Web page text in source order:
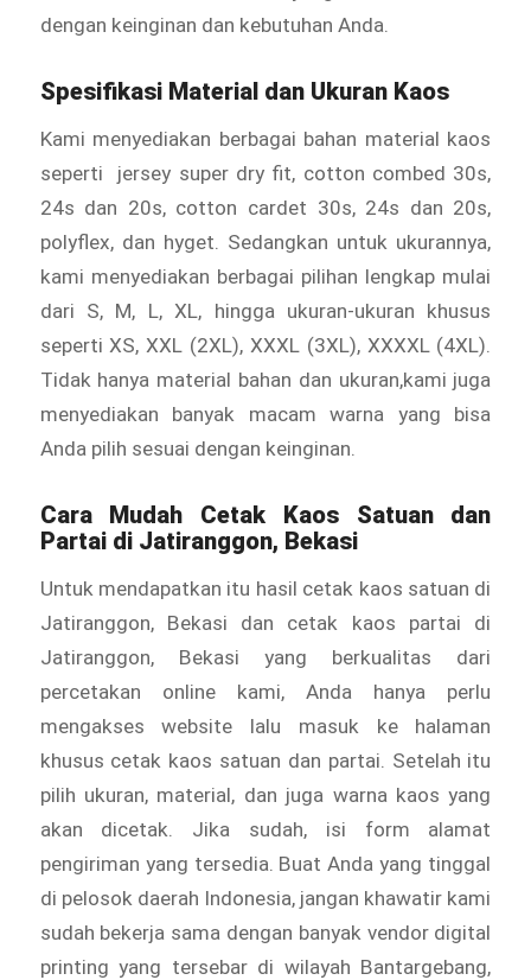
dengan keinginan dan kebutuhan Anda.
Spesifikasi Material dan Ukuran Kaos
Kami menyediakan berbagai bahan material kaos
seperti jersey super dry fit, cotton combed 30s,
24s dan 20s, cotton cardet 30s, 24s dan 20s,
polyflex, dan hyget. Sedangkan untuk ukurannya,
kami menyediakan berbagai pilihan lengkap mulai
dari S, M, L, XL, hingga ukuran-ukuran khusus
seperti XS, XXL (2XL), XXXL (3XL), XXXXL (4XL).
Tidak hanya material bahan dan ukuran,kami juga
menyediakan banyak macam warna yang bisa
Anda pilih sesuai dengan keinginan.
Cara Mudah Cetak Kaos Satuan dan
Partai di Jatiranggon, Bekasi
Untuk mendapatkan itu hasil cetak kaos satuan di
Jatiranggon, Bekasi dan cetak kaos partai di
Jatiranggon, Bekasi yang berkualitas dari
percetakan online kami, Anda hanya perlu
mengakses website lalu masuk ke halaman
khusus cetak kaos satuan dan partai. Setelah itu
pilih ukuran, material, dan juga warna kaos yang
akan dicetak. Jika sudah, isi form alamat
pengiriman yang tersedia. Buat Anda yang tinggal
di pelosok daerah Indonesia, jangan khawatir kami
sudah bekerja sama dengan banyak vendor digital
printing yang tersebar di wilayah Bantargebang,